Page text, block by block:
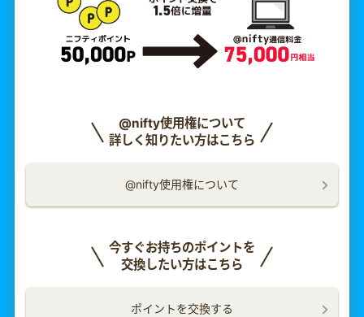
@nifty使用権について
詳しく知りたい方はこちら
@nifty使用権について
今すぐお持ちのポイントを
交換したい方はこちら
ポイントを交換する